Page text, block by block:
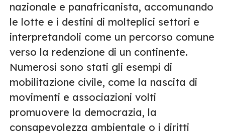
nazionale e panafricanista, accomunando
le lotte e i destini di molteplici settori e
interpretandoli come un percorso comune
verso la redenzione di un continente.
Numerosi sono stati gli esempi di
mobilitazione civile, come la nascita di
movimenti e associazioni volti
promuovere la democrazia, la
consapevolezza ambientale o i diritti